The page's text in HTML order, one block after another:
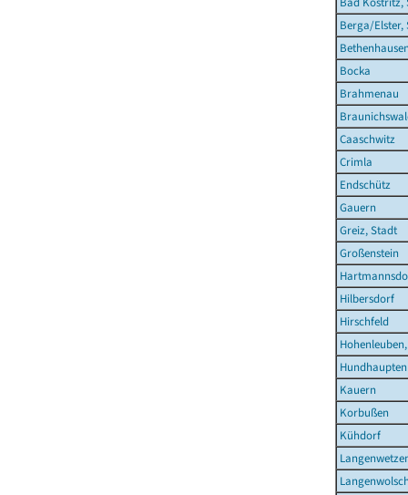
Berga/Elster,
Bocka
Brahmenau
Caaschwitz
Crimla
Endschütz
Gauern
Greiz, Stadt
Großenstein
Hilbersdorf
Hirschfeld
Hundhaupten
Kauern
Korbußen
Kühdorf